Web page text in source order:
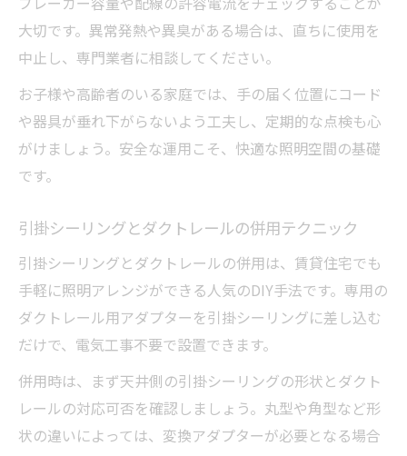
大切です。異常発熱や異臭がある場合は、直ちに使用を
中止し、専門業者に相談してください。
お子様や高齢者のいる家庭では、手の届く位置にコード
や器具が垂れ下がらないよう工夫し、定期的な点検も心
がけましょう。安全な運用こそ、快適な照明空間の基礎
です。
引掛シーリングとダクトレールの併用テクニック
引掛シーリングとダクトレールの併用は、賃貸住宅でも
手軽に照明アレンジができる人気のDIY手法です。専用の
ダクトレール用アダプターを引掛シーリングに差し込む
だけで、電気工事不要で設置できます。
併用時は、まず天井側の引掛シーリングの形状とダクト
レールの対応可否を確認しましょう。丸型や角型など形
状の違いによっては、変換アダプターが必要となる場合